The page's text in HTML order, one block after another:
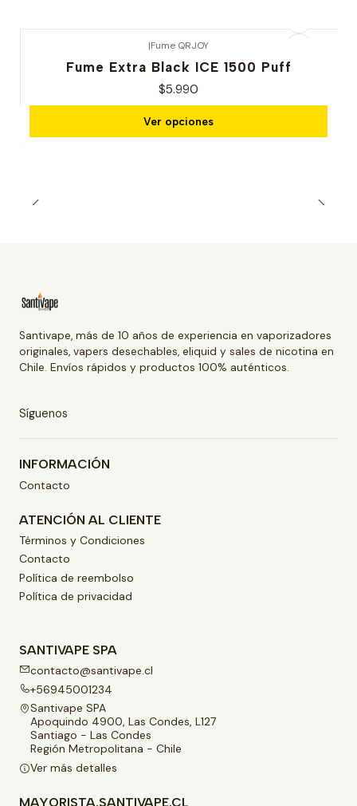
|Fume QRJOY
Fume Extra Black ICE 1500 Puff
$5.990
Ver opciones
Santivape, más de 10 años de experiencia en vaporizadores
originales, vapers desechables, eliquid y sales de nicotina en
Chile. Envíos rápidos y productos 100% auténticos.
Síguenos
INFORMACIÓN
Contacto
ATENCIÓN AL CLIENTE
Términos y Condiciones
Contacto
Política de reembolso
Política de privacidad
SANTIVAPE SPA
contacto@santivape.cl
+56945001234
Santivape SPA
Apoquindo 4900, Las Condes, L127
Santiago - Las Condes
Región Metropolitana - Chile
Ver más detalles
MAYORISTA.SANTIVAPE.CL